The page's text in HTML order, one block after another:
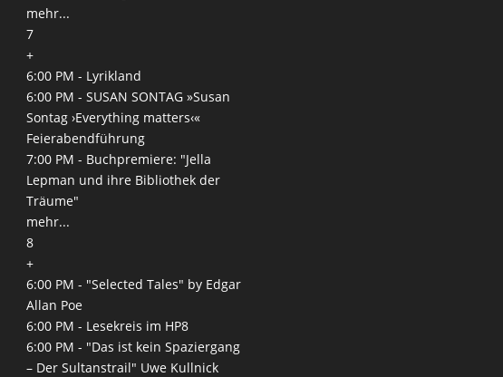
mehr...
7
+
6:00 PM - Lyrikland
6:00 PM -SUSAN SONTAG »Susan
Sontag ›Everything matters‹«
Feierabendführung
7:00 PM - Buchpremiere: "Jella
Lepman und ihre Bibliothek der
Träume"
mehr...
8
+
6:00 PM - "Selected Tales" by Edgar
Allan Poe
6:00 PM - Lesekreis im HP8
6:00 PM - "Das ist kein Spaziergang
– Der Sultanstrail" Uwe Kullnick